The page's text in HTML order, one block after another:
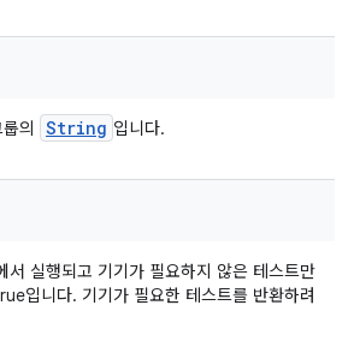
의 String 입니다.
서 실행되고 기기가 필요하지 않은 테스트만
입니다. 기기가 필요한 테스트를 반환하려